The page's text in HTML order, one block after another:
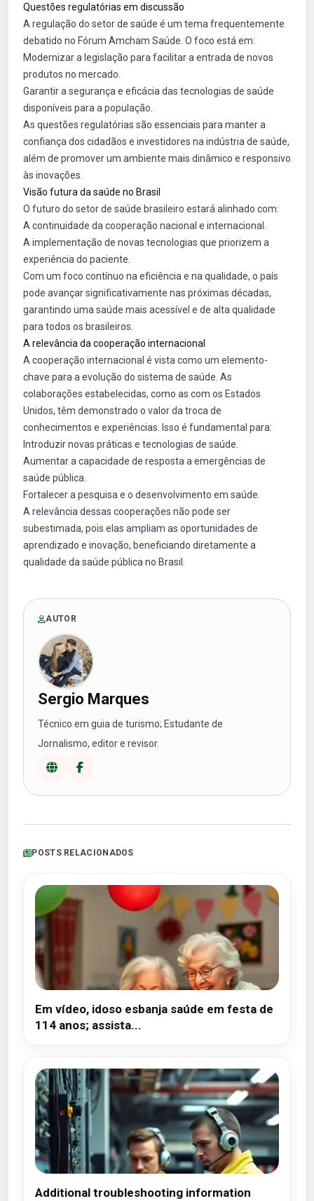
Questões regulatórias em discussão
A regulação do setor de saúde é um tema frequentemente
debatido no Fórum Amcham Saúde. O foco está em:
Modernizar a legislação para facilitar a entrada de novos
produtos no mercado.
Garantir a segurança e eficácia das tecnologias de saúde
disponíveis para a população.
As questões regulatórias são essenciais para manter a
confiança dos cidadãos e investidores na indústria de saúde,
além de promover um ambiente mais dinâmico e responsivo
às inovações.
Visão futura da saúde no Brasil
O futuro do setor de saúde brasileiro estará alinhado com:
A continuidade da cooperação nacional e internacional.
A implementação de novas tecnologias que priorizem a
experiência do paciente.
Com um foco contínuo na eficiência e na qualidade, o país
pode avançar significativamente nas próximas décadas,
garantindo uma saúde mais acessível e de alta qualidade
para todos os brasileiros.
A relevância da cooperação internacional
A cooperação internacional é vista como um elemento-
chave para a evolução do sistema de saúde. As
colaborações estabelecidas, como as com os Estados
Unidos, têm demonstrado o valor da troca de
conhecimentos e experiências. Isso é fundamental para:
Introduzir novas práticas e tecnologias de saúde.
Aumentar a capacidade de resposta a emergências de
saúde pública.
Fortalecer a pesquisa e o desenvolvimento em saúde.
A relevância dessas cooperações não pode ser
subestimada, pois elas ampliam as oportunidades de
aprendizado e inovação, beneficiando diretamente a
qualidade da saúde pública no Brasil.
AUTOR
Sergio Marques
Técnico em guia de turismo; Estudante de
Jornalismo, editor e revisor.
POSTS RELACIONADOS
Em vídeo, idoso esbanja saúde em festa de
114 anos; assista...
Additional troubleshooting information